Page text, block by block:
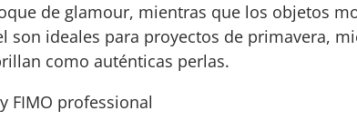
de glamour, mientras que los objetos
son ideales para proyectos de primavera,
como auténticas perlas.
FIMO professional